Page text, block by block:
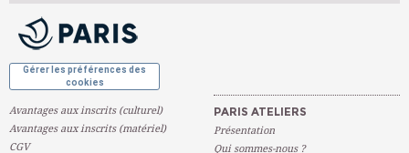
INTERVENANT (E)
PLACES DISPONIBLES
HEURE 14h30 - 17h30
LIEU DIDOT 12 (Paris 14ème)
INTERVENANT (E)
Complet
HEURE
INTERVENANT (E)
PLACES DISPONIBLES
Gérer les préférences des
cookies
Avantages aux inscrits (culturel)
Avantages aux inscrits (matériel)
CGV
PARIS ATELIERS
Présentation
Qui sommes-nous ?